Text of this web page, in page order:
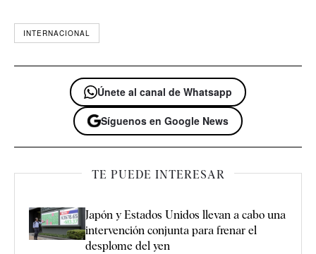
INTERNACIONAL
Únete al canal de Whatsapp
Síguenos en Google News
TE PUEDE INTERESAR
Japón y Estados Unidos llevan a cabo una
intervención conjunta para frenar el
desplome del yen